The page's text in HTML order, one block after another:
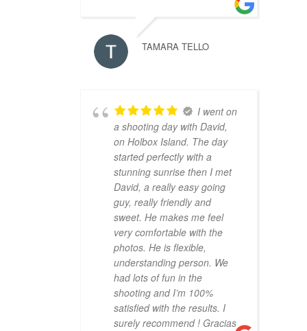
TAMARA TELLO
I went on
a shooting day with David,
on Holbox Island. The day
started perfectly with a
stunning sunrise then I met
David, a really easy going
guy, really friendly and
sweet. He makes me feel
very comfortable with the
photos. He is flexible,
understanding person. We
had lots of fun in the
shooting and I’m 100%
satisfied with the results. I
surely recommend ! Gracias